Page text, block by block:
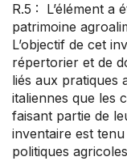
R.5 : L’élément a
patrimoine
L’objectif de cet
répertorier et de
liés aux pratiques
italiennes que les
faisant partie de
inventaire est
politiques